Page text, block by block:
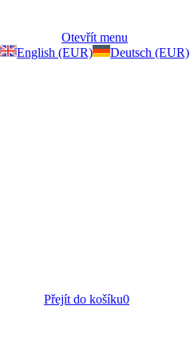
Otevřít menu
English (EUR) Deutsch (EUR)
Přejít do košíku0